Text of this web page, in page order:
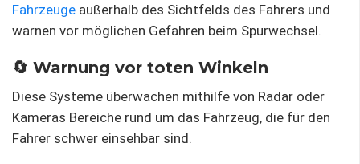
Fahrzeuge außerhalb des Sichtfelds des Fahrers und
warnen vor möglichen Gefahren beim Spurwechsel.
🔄 Warnung vor toten Winkeln
Diese Systeme überwachen mithilfe von Radar oder
Kameras Bereiche rund um das Fahrzeug, die für den
Fahrer schwer einsehbar sind.